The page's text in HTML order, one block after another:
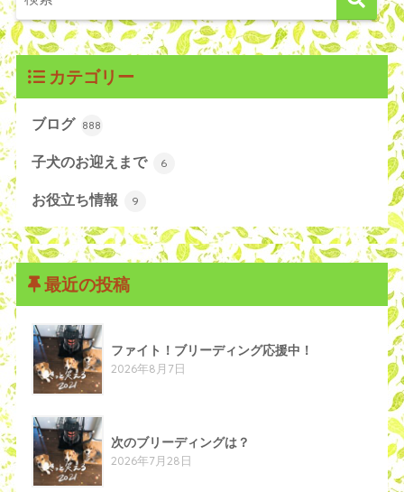
カテゴリー
ブログ 888
子犬のお迎えまで 6
お役立ち情報 9
最近の投稿
ファイト！ブリーディング応援中！
2026年8月7日
次のブリーディングは？
2026年7月28日